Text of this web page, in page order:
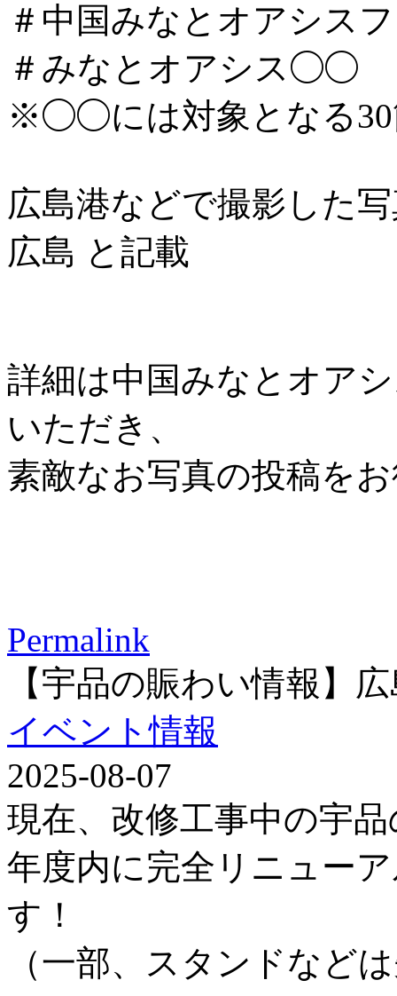
＃中国みなとオアシス
＃みなとオアシス◯◯
※◯◯には対象となる30
広島港などで撮影した
広島 と記載
詳細は中国みなとオア
いただき、
素敵なお写真の投稿を
Permalink
【宇品の賑わい情報】
イベント情報
2025-08-07
現在、改修工事中の宇
年度内に完全リニュー
す！
（一部、スタンドなど